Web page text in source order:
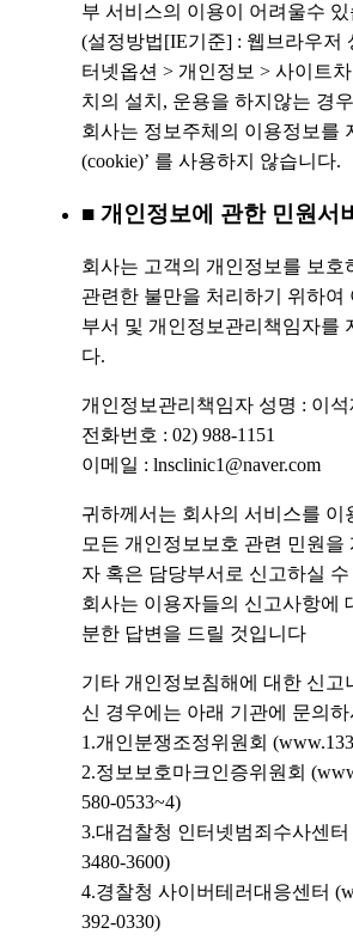
부 서비스의 이용이 어려울수
(설정방법[IE기준] : 웹브라우저
터넷옵션 > 개인정보 > 사이트
치의 설치, 운용을 하지않는 경우
회사는 정보주체의 이용정보를
(cookie)’ 를 사용하지 않습니다.
■ 개인정보에 관한 민원서
회사는 고객의 개인정보를 보호
관련한 불만을 처리하기 위하여
부서 및 개인정보관리책임자를
다.
개인정보관리책임자 성명 : 이석
전화번호 : 02) 988-1151
이메일 : lnsclinic1@naver.com
귀하께서는 회사의 서비스를 이
모든 개인정보보호 관련 민원을
자 혹은 담당부서로 신고하실
회사는 이용자들의 신고사항에
분한 답변을 드릴 것입니다
기타 개인정보침해에 대한 신고
신 경우에는 아래 기관에 문의
1.개인분쟁조정위원회
2.정보보호마크인증위원회
580-0533~4)
3.대검찰청 인터넷범죄수사센터
3480-3600)
4.경찰청 사이버테러대응센터
392-0330)